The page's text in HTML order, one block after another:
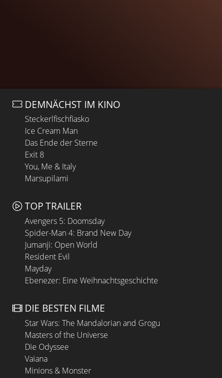
DEMNÄCHST IM KINO
Steckerlfischfiasko
Ice Cream Man
Das Ende der Sterne
Exit 8
You, Me & Italy
Marsupilami
TOP TRAILER
Avengers 5: Doomsday
Spider-Man 4: Brand New Day
Jumanji: Open World
Resident Evil
Mayday
Ebenezer: Eine Weihnachtsgeschichte
DIE BESTEN FILME
Star Wars: The Mandalorian and Grogu
Masters of the Universe
Die Odyssee
Vaiana
Minions & Monster